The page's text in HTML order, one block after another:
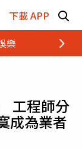
下載 APP
樂 財經
工程師分
成為業者